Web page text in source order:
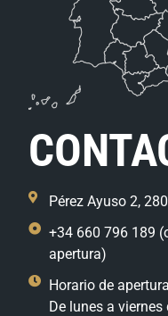
Pérez Ayuso 2,
+34 660 796 189
apertura)
Horario de
De lunes a viernes